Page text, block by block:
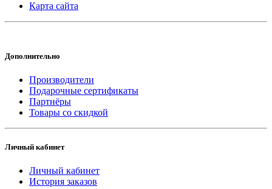
Карта сайта
Дополнительно
Производители
Подарочные сертификаты
Партнёры
Товары со скидкой
Личный кабинет
Личный кабинет
История заказов